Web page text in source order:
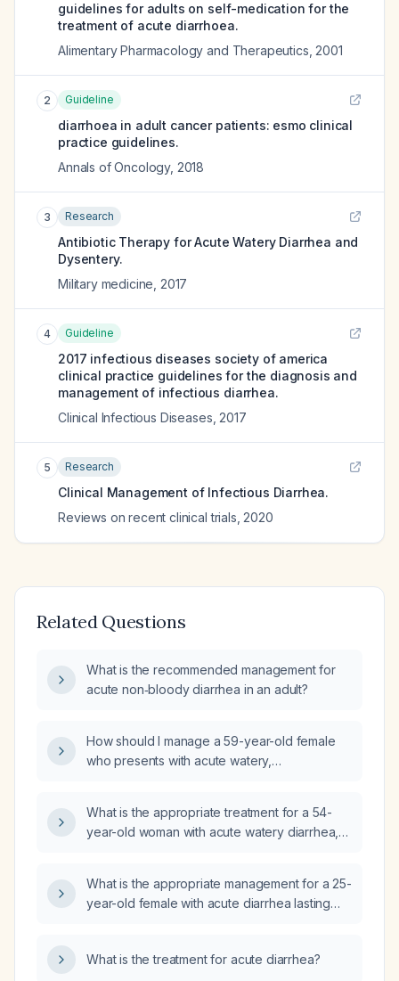
guidelines for adults on self-medication for the
treatment of acute diarrhoea.
Alimentary Pharmacology and Therapeutics 2001
2 Guideline
diarrhoea in adult cancer patients: esmo clinical
practice guidelines.
Annals of Oncology, 2018
3 Research
Antibiotic Therapy for Acute Watery Diarrhea and
Dysentery.
Military medicine 2017
4 Guideline
2017 infectious diseases society of america
clinical practice guidelines for the diagnosis and
management of infectious diarrhea.
Clinical Infectious Diseases 2017
5 Research
Clinical Management of Infectious Diarrhea.
Reviews on recent clinical trials 2020
Related Questions
What is the recommended management for
acute non‑bloody diarrhea in an adult?
How should I manage a 59-year-old female
who presents with acute watery,
soreness but no nausea, vomiting, abdominal
pain, or fever?
What is the appropriate treatment for a 54-
year-old woman with acute watery diarrhea,
What is the appropriate management for a 25-
year-old female with acute diarrhea lasting
What is the treatment for acute diarrhea?